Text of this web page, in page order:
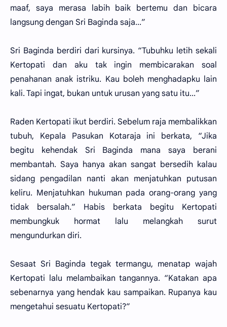
maaf, saya merasa labih baik bertemu dan bicara
langsung dengan Sri Baginda saja...”
Sri Baginda berdiri dari kursinya. “Tubuhku letih sekali
Kertopati dan aku tak ingin membicarakan soal
penahanan anak istriku. Kau boleh menghadapku lain
kali. Tapi ingat, bukan untuk urusan yang satu itu...”
Raden Kertopati ikut berdiri. Sebelum raja membalikkan
tubuh, Kepala Pasukan Kotaraja ini berkata, “Jika
begitu kehendak Sri Baginda mana saya berani
membantah. Saya hanya akan sangat bersedih kalau
sidang pengadilan nanti akan menjatuhkan putusan
keliru. Menjatuhkan hukuman pada orang-orang yang
tidak bersalah.” Habis berkata begitu Kertopati
membungkuk hormat lalu melangkah surut
mengundurkan diri.
Sesaat Sri Baginda tegak termangu, menatap wajah
Kertopati lalu melambaikan tangannya. “Katakan apa
sebenarnya yang hendak kau sampaikan. Rupanya kau
mengetahui sesuatu Kertopati?”